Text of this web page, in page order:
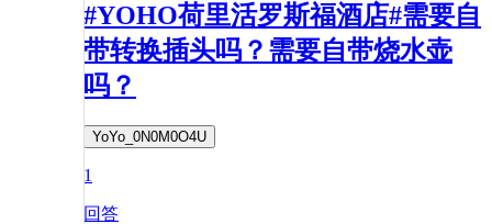
#YOHO荷里活罗斯福酒店#需要自
带转换插头吗？需要自带烧水壶
吗？
YoYo_0N0M0O4U
1
回答